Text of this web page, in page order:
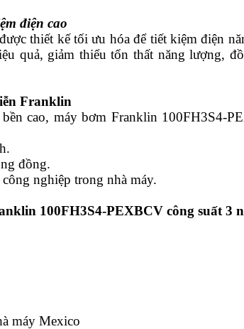
điện cao
được thiết kế tối ưu hóa để tiết kiệm điện
quả, giảm thiểu tổn thất năng lượng,
Franklin
cao, máy bơm Franklin 100FH3S4-
đồng.
nghiệp trong nhà máy.
100FH3S4-PEXBCV công suất 3
máy Mexico